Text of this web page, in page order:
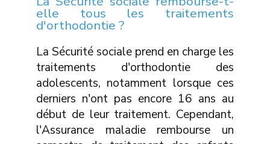
elle tous les traitements
d'orthodontie ?
La Sécurité sociale prend en charge les
traitements d'orthodontie des
adolescents, notamment lorsque ces
derniers n'ont pas encore 16 ans au
début de leur traitement. Cependant,
l'Assurance maladie rembourse un